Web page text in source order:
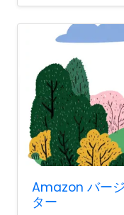
Amazon バージ
ター